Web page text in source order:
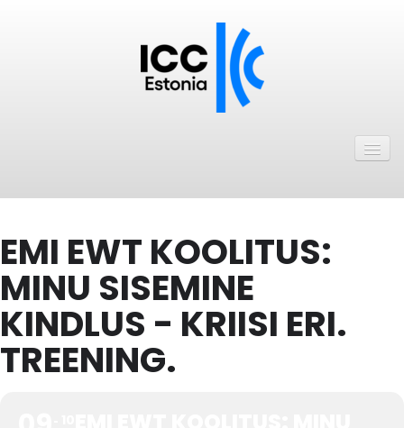
ICC Eesti liikmebaas
Liikmete pakkumised
Astu ICC Eesti liikmeks!
Kalender
EMI EWT KOOLITUS:
MINU SISEMINE
KINDLUS - KRIISI ERI.
TREENING.